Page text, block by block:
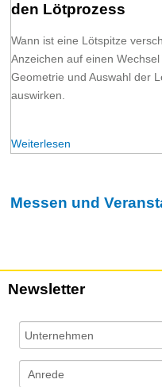
den Lötprozess
Wann ist eine Lötspitze
Anzeichen auf einen
Geometrie und Auswahl der
auswirken.
Weiterlesen
Messen und
Newsletter